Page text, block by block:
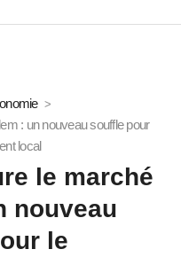
: un nouveau souffle pour
local
le marché
nouveau
le